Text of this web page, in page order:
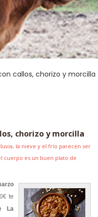
callos, chorizo y morcilla
chorizo y morcilla
la nieve y el frío parecen ser
cuerpo es un buen plato de
te
La